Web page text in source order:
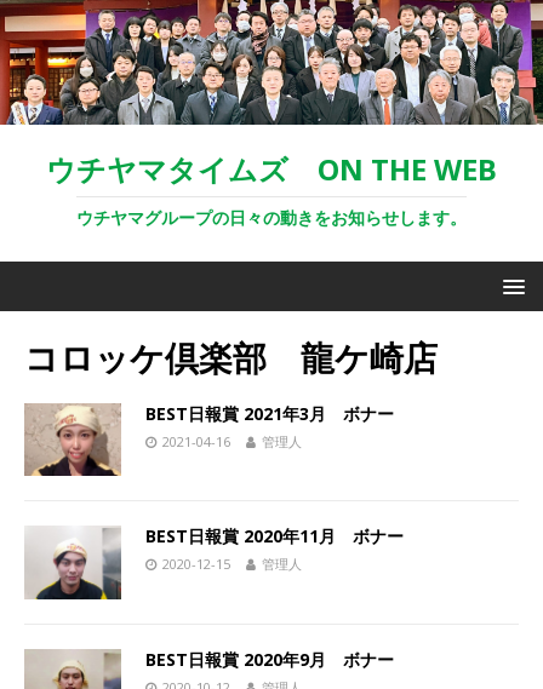
ウチヤマタイムズ ON THE WEB
ウチヤマグループの日々の動きをお知らせします。
コロッケ倶楽部 龍ケ崎店
BEST日報賞 2021年3月 ボナー
2021-04-16 管理人
BEST日報賞 2020年11月 ボナー
2020-12-15 管理人
BEST日報賞 2020年9月 ボナー